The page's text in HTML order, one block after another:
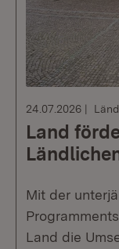
24.07.2026
Land
Mit der
Land die